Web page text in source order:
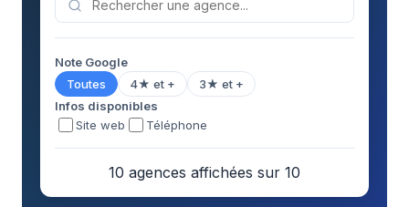
Note Google
Toutes
4★ et +
3★ et +
Infos disponibles
Site web
Téléphone
10 agences affichées sur 10